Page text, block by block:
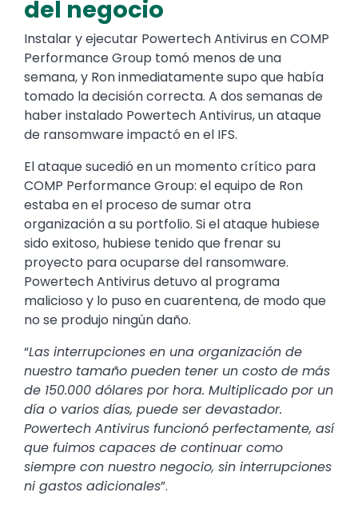
del negocio
Instalar y ejecutar Powertech Antivirus en COMP
Performance Group tomó menos de una
semana, y Ron inmediatamente supo que había
tomado la decisión correcta. A dos semanas de
haber instalado Powertech Antivirus, un ataque
de ransomware impactó en el IFS.
El ataque sucedió en un momento crítico para
COMP Performance Group: el equipo de Ron
estaba en el proceso de sumar otra
organización a su portfolio. Si el ataque hubiese
sido exitoso, hubiese tenido que frenar su
proyecto para ocuparse del ransomware.
Powertech Antivirus detuvo al programa
malicioso y lo puso en cuarentena, de modo que
no se produjo ningún daño.
“Las interrupciones en una organización de
nuestro tamaño pueden tener un costo de más
de 150.000 dólares por hora. Multiplicado por un
día o varios días, puede ser devastador.
Powertech Antivirus funcionó perfectamente, así
que fuimos capaces de continuar como
siempre con nuestro negocio, sin interrupciones
ni gastos adicionales”.